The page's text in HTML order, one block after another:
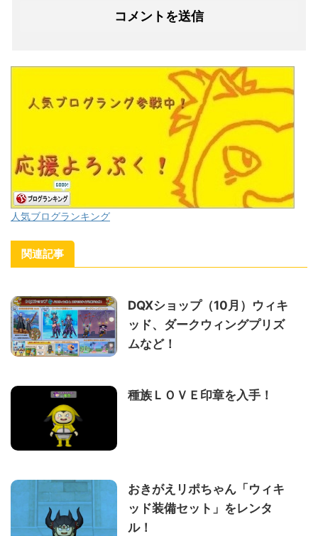
人気ブログランキング
関連記事
DQXショップ（10月）ウィキ
ッド、ダークウィングプリズ
ムなど！
種族ＬＯＶＥ印章を入手！
おきがえリポちゃん「ウィキ
ッド装備セット」をレンタ
ル！